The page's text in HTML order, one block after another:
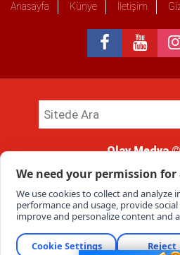
Anasayfa Künye İletişim
Olay Medya©
kullanımı hukuki